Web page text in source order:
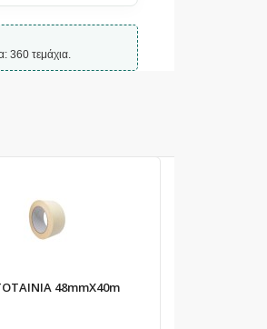
360 τεμάχια.
48mmX40m